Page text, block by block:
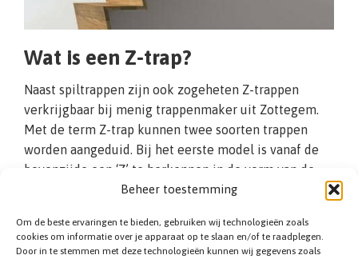
Beheer toestemming
Om de beste ervaringen te bieden, gebruiken wij technologieën zoals
cookies om informatie over je apparaat op te slaan en/of te raadplegen.
Door in te stemmen met deze technologieën kunnen wij gegevens zoals
Wat is een Z-trap?
Naast spiltrappen zijn ook zogeheten Z-trappen
verkrijgbaar bij menig trappenmaker uit Zottegem.
Met de term Z-trap kunnen twee soorten trappen
worden aangeduid. Bij het eerste model is vanaf de
bovenzijde een ‘Z’ te herkennen in de vorm van de
trap. Dit betekent dat er twee bochten zijn, die elk
traptreden in een Z met elkaar verbonden, doordat de
normaal verticale stootborden bij dit model in een